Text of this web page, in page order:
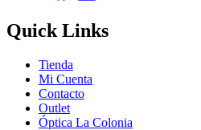
Quick Links
Tienda
Mi Cuenta
Contacto
Outlet
Óptica La Colonia